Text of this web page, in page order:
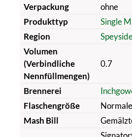
Verpackung
ohne
Produkttyp
Single
Region
Volumen
(Verbindliche
Nennfüllmengen)
0.7
Brennerei
Flaschengröße
Mash Bill